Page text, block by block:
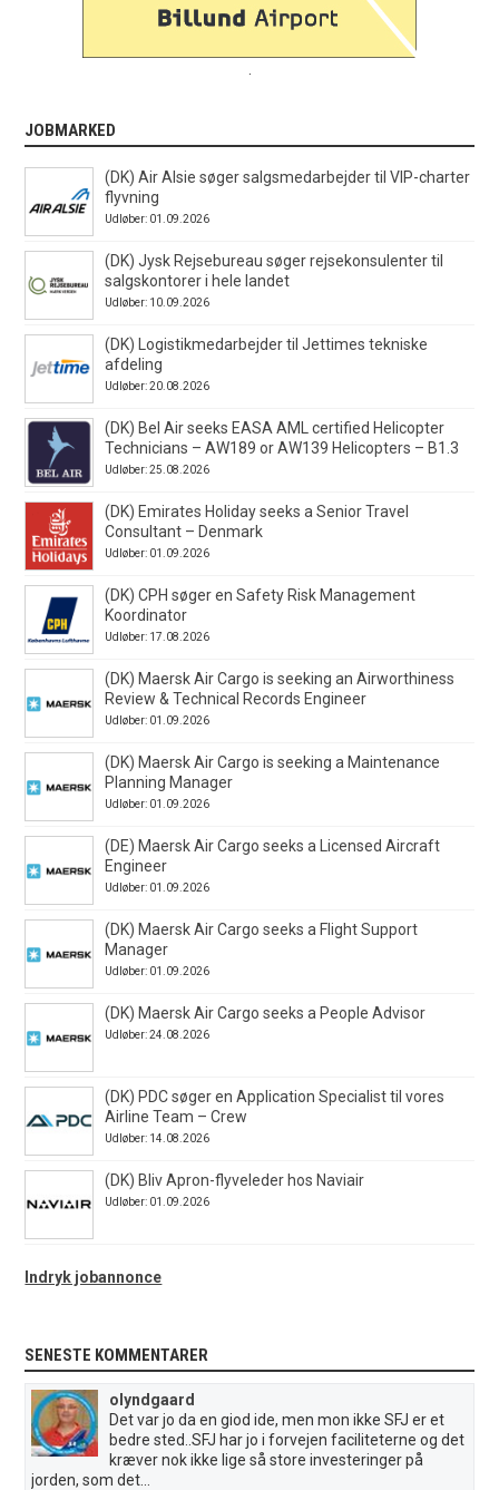
JOBMARKED
(DK) Air Alsie søger salgsmedarbejder til VIP-charter
flyvning
Udløber: 01.09.2026
(DK) Jysk Rejsebureau søger rejsekonsulenter til
salgskontorer i hele landet
Udløber: 10.09.2026
(DK) Logistikmedarbejder til Jettimes tekniske
afdeling
Udløber: 20.08.2026
(DK) Bel Air seeks EASA AML certified Helicopter
Technicians – AW189 or AW139 Helicopters – B1.3
Udløber: 25.08.2026
(DK) Emirates Holiday seeks a Senior Travel
Consultant – Denmark
Udløber: 01.09.2026
(DK) CPH søger en Safety Risk Management
Koordinator
Udløber: 17.08.2026
(DK) Maersk Air Cargo is seeking an Airworthiness
Review & Technical Records Engineer
Udløber: 01.09.2026
(DK) Maersk Air Cargo is seeking a Maintenance
Planning Manager
Udløber: 01.09.2026
(DE) Maersk Air Cargo seeks a Licensed Aircraft
Engineer
Udløber: 01.09.2026
(DK) Maersk Air Cargo seeks a Flight Support
Manager
Udløber: 01.09.2026
(DK) Maersk Air Cargo seeks a People Advisor
Udløber: 24.08.2026
(DK) PDC søger en Application Specialist til vores
Airline Team – Crew
Udløber: 14.08.2026
(DK) Bliv Apron-flyveleder hos Naviair
Udløber: 01.09.2026
Indryk jobannonce
SENESTE KOMMENTARER
olyndgaard
Det var jo da en giod ide, men mon ikke SFJ er et
bedre sted..SFJ har jo i forvejen faciliteterne og det
kræver nok ikke lige så store investeringer på
jorden, som det...